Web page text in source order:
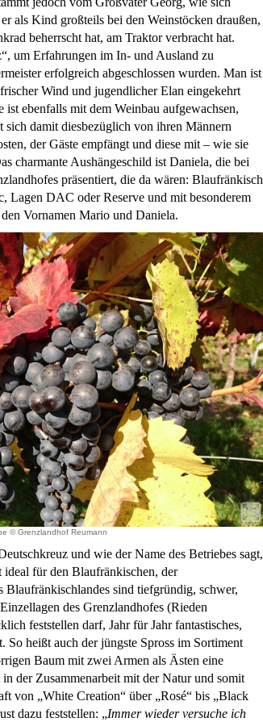
als Kind großteils bei den Weinstöcken draußen,
beherrscht hat, am Traktor verbracht hat.
um Erfahrungen im In- und Ausland zu
erfolgreich abgeschlossen wurden. Man ist
Wind und jugendlicher Elan eingekehrt
ebenfalls mit dem Weinbau aufgewachsen,
sich damit diesbezüglich von ihren Männern
der Gäste empfängt und diese mit – wie sie
charmante Aushängeschild ist Daniela, die bei
präsentiert, die da wären: Blaufränkisch
Lagen DAC oder Reserve und mit besonderem
Vornamen Mario und Daniela.
© Grenzlandhof Reumann
und wie der Name des Betriebes sagt,
ideal für den Blaufränkischen, der
sind tiefgründig, schwer,
des Grenzlandhofes (Rieden
feststellen darf, Jahr für Jahr fantastisches,
heißt auch der jüngste Spross im Sortiment
Baum mit zwei Armen als Ästen eine
der Zusammenarbeit mit der Natur und somit
von „White Creation“ über „Rosé“ bis „Black
dazu feststellen: „Immer wieder versuche ich